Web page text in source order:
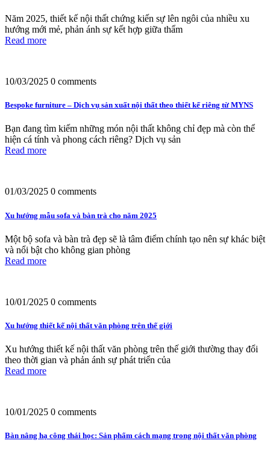
Năm 2025, thiết kế nội thất chứng kiến sự lên ngôi của nhiều xu
hướng mới mẻ, phản ánh sự kết hợp giữa thẩm
Read more
10/03/2025 0 comments
Bespoke furniture – Dịch vụ sản xuất nội thất theo thiết kế riêng từ MYNS
Bạn đang tìm kiếm những món nội thất không chỉ đẹp mà còn thể
hiện cá tính và phong cách riêng? Dịch vụ sản
Read more
01/03/2025 0 comments
Xu hướng mẫu sofa và bàn trà cho năm 2025
Một bộ sofa và bàn trà đẹp sẽ là tâm điểm chính tạo nên sự khác biệt
và nổi bật cho không gian phòng
Read more
10/01/2025 0 comments
Xu hướng thiết kế nội thất văn phòng trên thế giới
Xu hướng thiết kế nội thất văn phòng trên thế giới thường thay đổi
theo thời gian và phản ánh sự phát triển của
Read more
10/01/2025 0 comments
Bàn nâng hạ công thái học: Sản phẩm cách mạng trong nội thất văn phòng